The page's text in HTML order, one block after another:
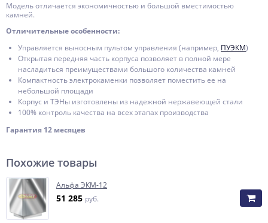
Модель отличается экономичностью и большой вместимостью
камней.
Отличительные особенности:
Управляется выносным пультом управления (например, ПУЭКМ)
Открытая передняя часть корпуса позволяет в полной мере
насладиться преимуществами большого количества камней
Компактность электрокаменки позволяет поместить ее на
небольшой площади
Корпус и ТЭНы изготовлены из надежной нержавеющей стали
100% контроль качества на всех этапах производства
Гарантия 12 месяцев
Похожие товары
Альфа ЭКМ-12
51 285 руб.